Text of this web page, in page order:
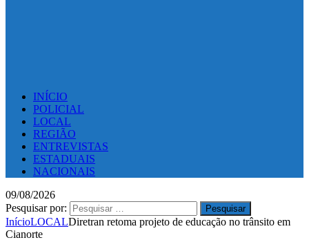
INÍCIO
POLICIAL
LOCAL
REGIÃO
ENTREVISTAS
ESTADUAIS
NACIONAIS
09/08/2026
Pesquisar por:
InícioLOCALDiretran retoma projeto de educação no trânsito em
Cianorte